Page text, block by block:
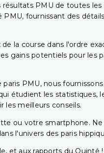
PMU de toutes les
fournissant des
la course dans l'ordre
gains potentiels pour les
PMU, nous
étudient les statistiques,
les meilleurs conseils.
ou votre smartphone.
l'univers des paris